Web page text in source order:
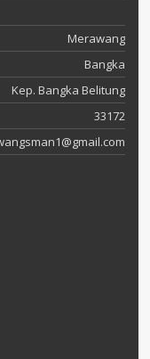
Merawang
Bangka
Kep. Bangka Belitung
33172